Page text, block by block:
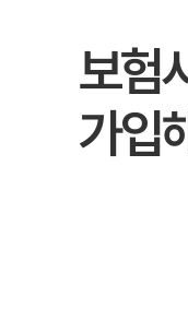
메리츠화재펫
보험
가입